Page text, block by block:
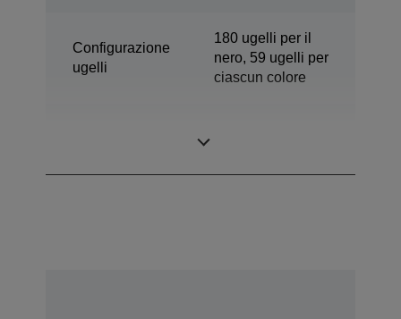
Configurazione
ugelli
180 ugelli per il
nero, 59 ugelli per
ciascun colore